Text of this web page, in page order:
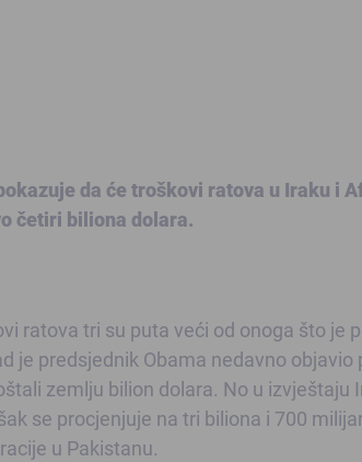
da će troškovi ratova u Iraku i
četiri biliona dolara.
ratova tri su puta veći od onoga što je
je predsjednik Obama nedavno objavio
zemlju bilion dolara. No u izvještaju
se procjenjuje na tri biliona i 700
u Pakistanu.